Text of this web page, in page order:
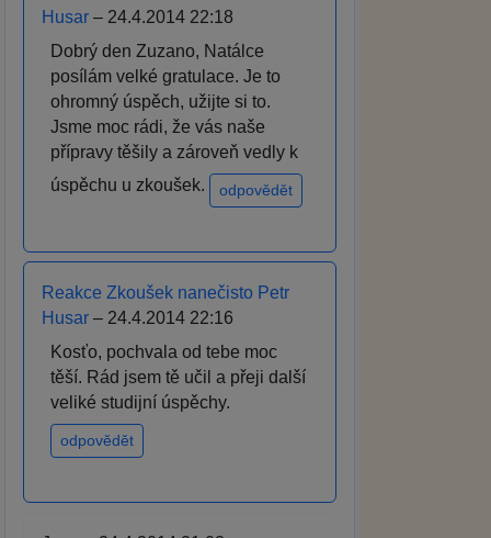
Husar – 24.4.2014 22:18
Dobrý den Zuzano, Natálce
posílám velké gratulace. Je to
ohromný úspěch, užijte si to.
Jsme moc rádi, že vás naše
přípravy těšily a zároveň vedly k
úspěchu u zkoušek.
odpovědět
Reakce Zkoušek nanečisto Petr
Husar – 24.4.2014 22:16
Kosťo, pochvala od tebe moc
těší. Rád jsem tě učil a přeji další
veliké studijní úspěchy.
odpovědět